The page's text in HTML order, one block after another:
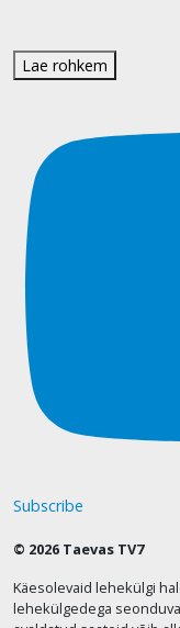
Lae rohkem
Subscribe
© 2026 Taevas TV7
Käesolevaid lehekülgi
lehekülgedega